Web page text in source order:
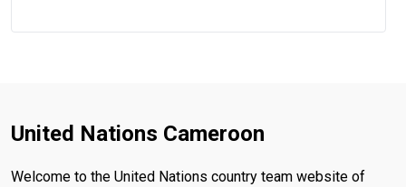
United Nations Cameroon
Welcome to the United Nations country team website of